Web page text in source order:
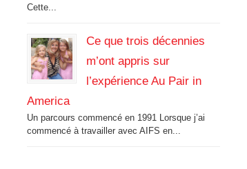
Cette...
Ce que trois décennies
m’ont appris sur
l’expérience Au Pair in
America
Un parcours commencé en 1991 Lorsque j’ai
commencé à travailler avec AIFS en...